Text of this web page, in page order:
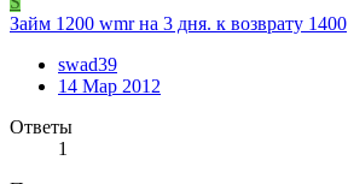
Займ 1200 wmr на 3 дня. к возврату 1400
swad39
14 Мар 2012
Ответы
1